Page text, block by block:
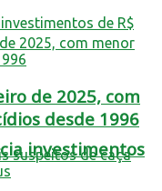
investimentos
de 2025, com
desde 1996